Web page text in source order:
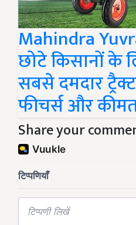
Mahindra
छोटे किसानों के
सबसे दमदार
फीचर्स और
Share your